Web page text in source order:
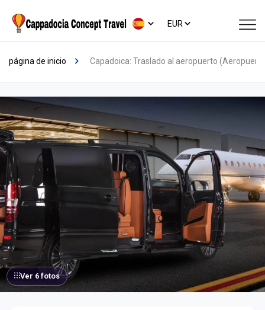
EUR
página de inicio Capadoica: Traslado al aeropuerto
Ver 6 fotos